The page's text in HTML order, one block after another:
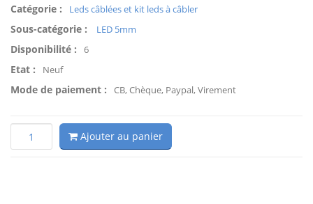
Catégorie : Leds câblées et kit leds à câbler
Sous-catégorie : LED 5mm
Disponibilité : 6
Etat : Neuf
Mode de paiement : CB, Chèque, Paypal, Virement
Ajouter au panier